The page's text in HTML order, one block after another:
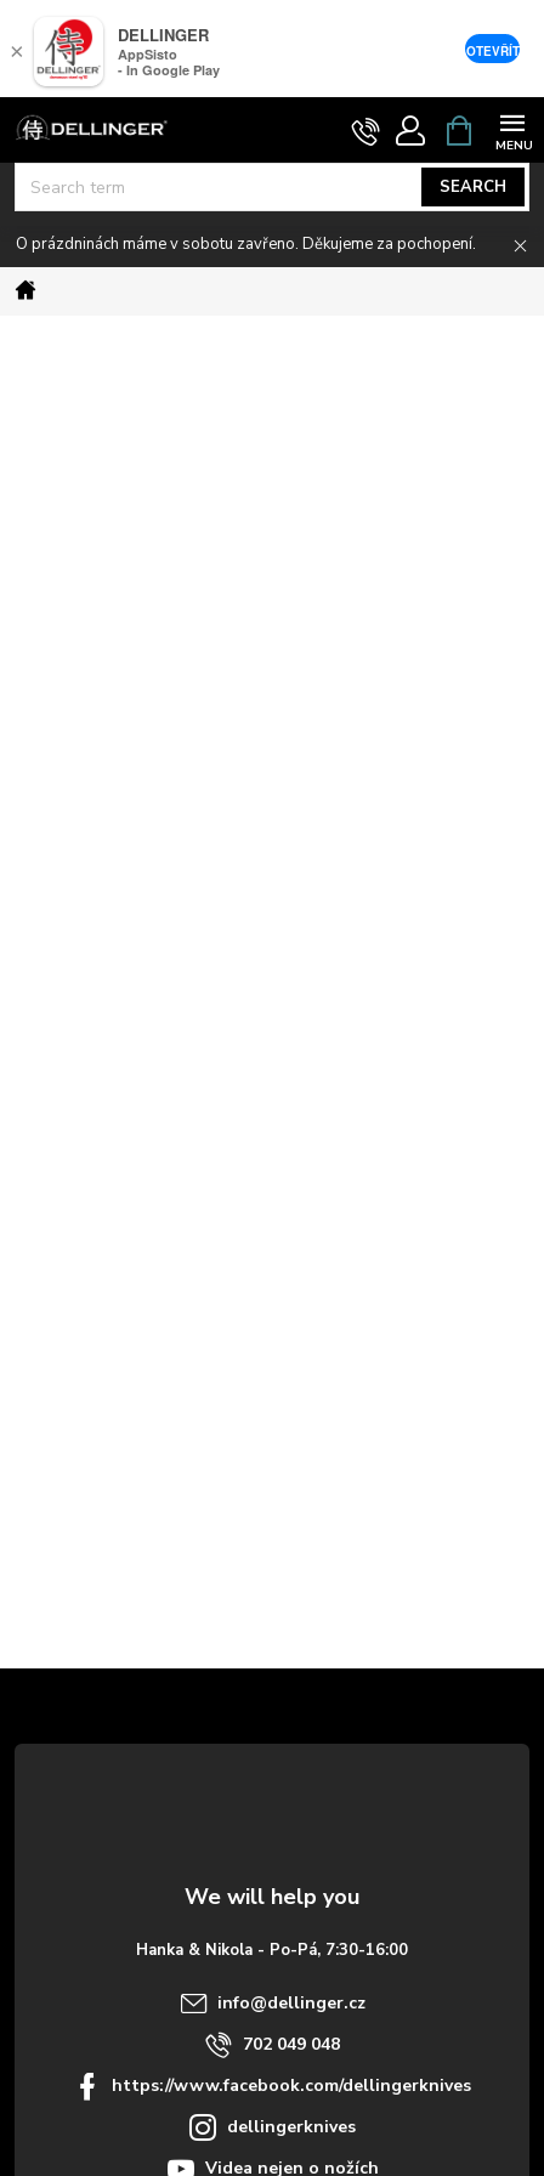
Skip
content
SEARCH
CART
O prázdninách máme v sobotu zavřeno. Děkujeme za pochopení.
Home
o
Hanka & Nikola - Po-Pá, 7:30-16:00
info@dellinger.cz
702 049 048
https://www.facebook.com/dellingerknives
dellingerknives
Videa nejen o nožích
×
DELLINGER
AppSisto
- In Google Play
OTEVŘÍT